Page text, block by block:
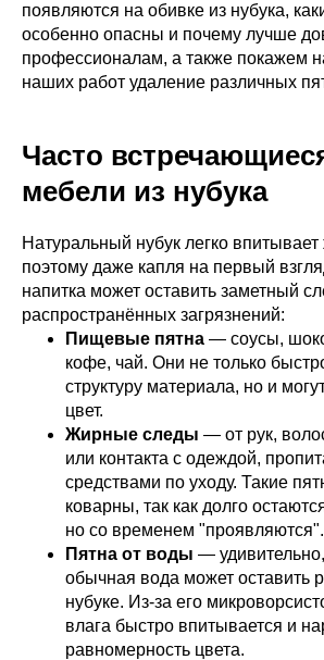
появляются на обивке из нубука,
особенно опасны и почему лучше
профессионалам, а также покажем
наших работ удаление различных
Часто
мебели из нубука
Натуральный нубук легко
поэтому даже капля на первый
напитка может оставить заметный
распространённых загрязнений:
Пищевые пятна — соусы,
кофе, чай. Они не только
структуру материала, но и
цвет.
Жирные следы — от рук,
или контакта с одеждой,
средствами по уходу. Такие
коварны, так как долго
но со временем "проявляются".
Пятна от воды —
обычная вода может оставить
нубуке. Из-за его
влага быстро впитывается и
равномерность цвета.